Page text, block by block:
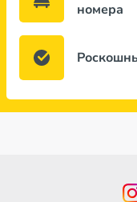
номера